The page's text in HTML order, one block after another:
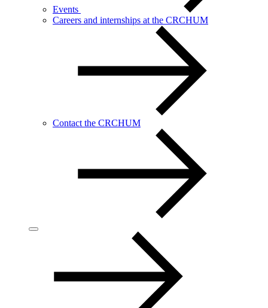
Events
Careers and internships at the CRCHUM
Contact the CRCHUM